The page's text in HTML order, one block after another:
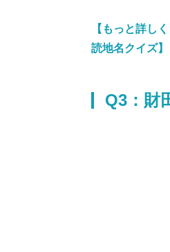
【もっと詳し
読地名クイズ】
Q3：財